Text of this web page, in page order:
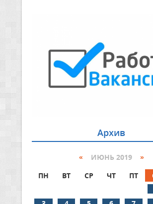
Архив
« ИЮНЬ 2019 »
ПН
ВТ СР ЧТ ПТ